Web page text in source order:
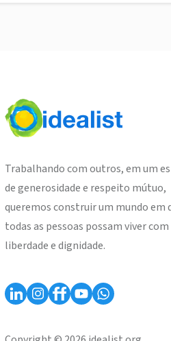
Trabalhando com outros, em um
de generosidade e respeito mútuo,
queremos construir um mundo em
todas as pessoas possam viver com
liberdade e dignidade.